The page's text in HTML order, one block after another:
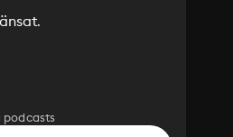
podcasts